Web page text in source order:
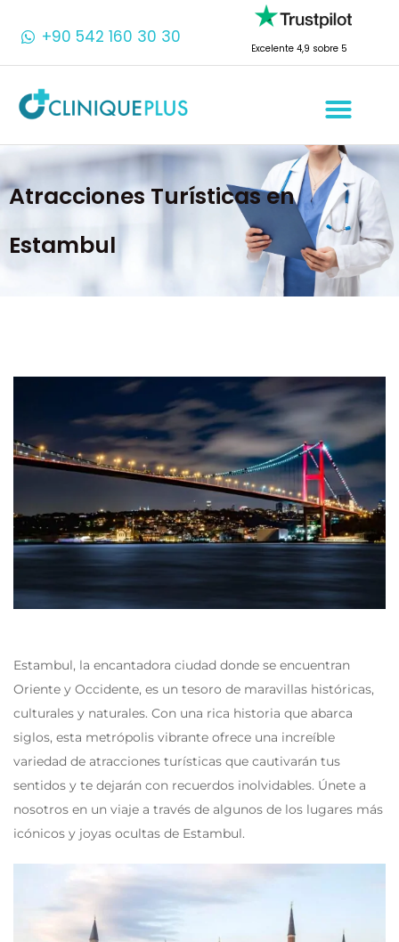
+90 542 160 30 30
Excelente 4,9 sobre 5
Atracciones Turísticas en
Estambul
Estambul, la encantadora ciudad donde se encuentran
Oriente y Occidente, es un tesoro de maravillas históricas,
culturales y naturales. Con una rica historia que abarca
siglos, esta metrópolis vibrante ofrece una increíble
variedad de atracciones turísticas que cautivarán tus
sentidos y te dejarán con recuerdos inolvidables. Únete a
nosotros en un viaje a través de algunos de los lugares más
icónicos y joyas ocultas de Estambul.